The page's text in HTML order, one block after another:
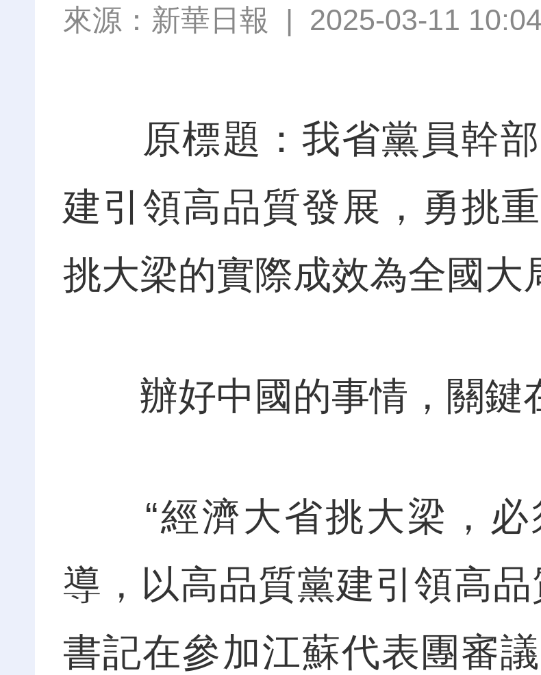
來源： 新華日報 | 2025-03-11
原標題：我省黨員幹部
建引領高品質發展，勇挑
挑大梁的實際成效為全國大
辦好中國的事情，關鍵
“經濟大省挑大梁，必
導，以高品質黨建引領高
書記在參加江蘇代表團審